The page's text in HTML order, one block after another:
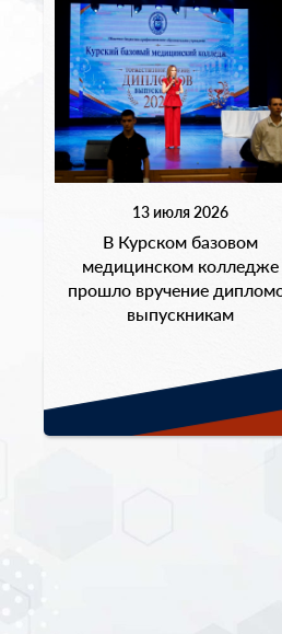
13 июля 2026
В Курском базовом
медицинском колледже
прошло вручение
выпускникам